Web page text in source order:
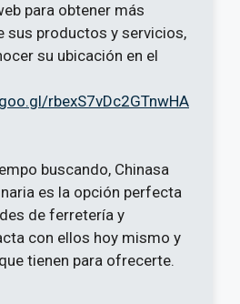
para obtener más
sus productos y servicios,
su ubicación en el
rbexS7vDc2GTnwHA
buscando, Chinasa
es la opción perfecta
de ferretería y
con ellos hoy mismo y
tienen para ofrecerte.